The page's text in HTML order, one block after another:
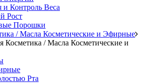
и Контроль Веса
Рост
Порошки
/ Масла Косметические и Эфирные
Косметика / Масла Косметические и
Рта